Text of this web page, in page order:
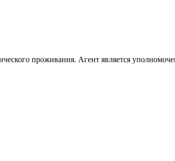
проживания. Агент является